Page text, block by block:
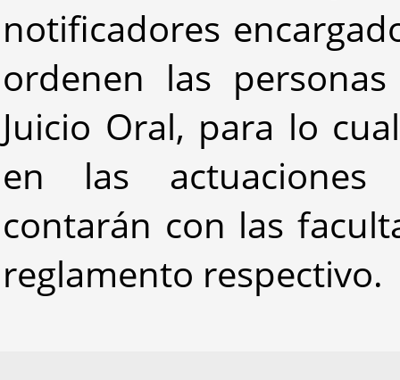
notificadores
ordenen las
Juicio Oral, para lo
en las actuaciones
contarán con las
reglamento respectivo.